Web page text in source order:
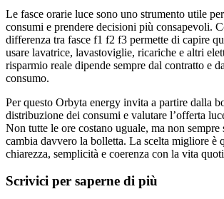
Le fasce orarie luce sono uno strumento utile
consumi e prendere decisioni più consapevoli.
differenza tra fasce f1 f2 f3 permette di capire
usare lavatrice, lavastoviglie, ricariche e altri
risparmio reale dipende sempre dal contratto e
consumo.
Per questo Orbyta energy invita a partire dalla
distribuzione dei consumi e valutare l’offerta
Non tutte le ore costano uguale, ma non sempre
cambia davvero la bolletta. La scelta migliore è
chiarezza, semplicità e coerenza con la vita
Scrivici per saperne di più